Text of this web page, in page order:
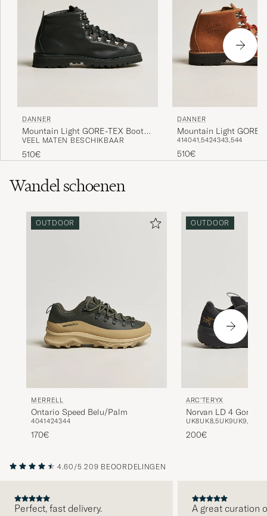
DANNER
Mountain Light GORE-TEX Boot
Black
VEEL MATEN BESCHIKBAAR
510€
DANNER
Mountain Light GORE-
Cascade Clovis
414041,5424343,544
510€
Wandel schoenen
OUTDOOR
MERRELL
Ontario Speed Belu/Palm
4041424344
170€
OUTDOOR
ARC'TERYX
Norvan LD 4 Gore
Running Sneaker
UK8UK8,5UK9UK9,5
200€
4.60/5 209 BEOORDELINGEN
Perfect, fast delivery.
A great curation